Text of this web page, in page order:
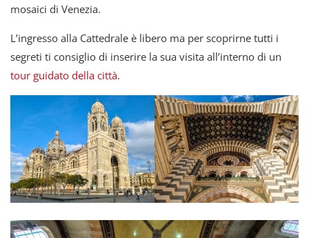
mosaici di Venezia.
L’ingresso alla Cattedrale è libero ma per scoprirne tutti i
segreti ti consiglio di inserire la sua visita all’interno di un
tour guidato della città.